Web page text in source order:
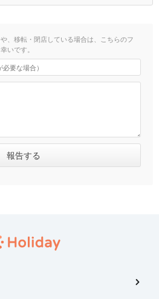
、移転・閉店している場合は、こちらのフ
いです。